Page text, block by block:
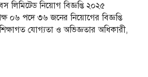
লিমিটেড নিয়োগ বিজ্ঞপ্তি ২০২৫
পদে ৩৬ জনের নিয়োগের বিজ্ঞপ্তি
যোগ্যতা ও অভিজ্ঞতার অধিকারী,